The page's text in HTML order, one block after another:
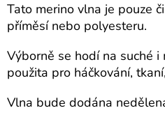
Tato merino vlna je pouze
příměsí nebo polyesteru.
Výborně se hodí na suché i
použita pro háčkování,
Vlna bude dodána